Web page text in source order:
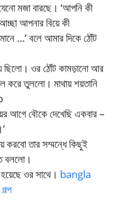
মজা বারছে। ‘আপনি কী
আপনার বিয়ে কী
…’ বলে আমার দিকে ঠোঁট
ছিলো। ওর ঠোঁট কামড়ানো আর
করে তুললো। মাথায় শয়তানি
বৌকে দেখেছি একবার –
করবো তার সম্মন্ধে কিছুই
বললো।
ওর সাথে। bangla